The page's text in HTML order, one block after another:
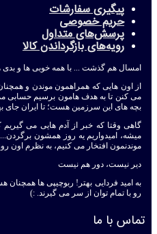
پیگیری سفارشات
حریم خصوصی
پرسش‌های متداول
رویه‌های بازگرداندن کالا
امسال هم گذشت ... با همه خوبی ها و بدی
از اون هایی که همراهمون موندن و
می کنن تا به هدف هامون برسیم حسابی
بچه های این سرزمین هست؛ تا ایران جای
گاهی وقتا که خبر از آدم هایی می
میشه، امیدواریم یه روز همشون
موندنمون افتخار می کنیم، به نظرم اون
دیر نیست، دور هم نیست
رو با تمام توان از سر می گیرند. :)
تماس با ما